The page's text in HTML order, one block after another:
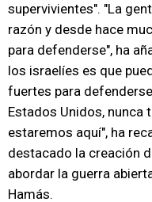
supervivientes". "La
razón y desde hace
para defenderse", ha
los israelíes es que
fuertes para
Estados Unidos, nunca
estaremos aquí", ha
destacado la creación
abordar la guerra
Hamás.